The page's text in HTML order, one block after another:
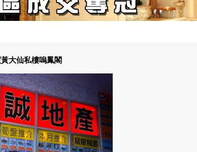
大仙私樓嗚鳳閣